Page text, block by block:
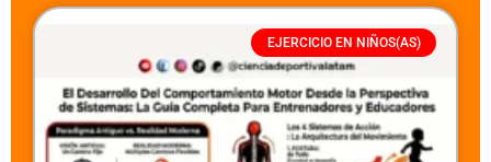
EJERCICIO EN NIÑOS(AS)